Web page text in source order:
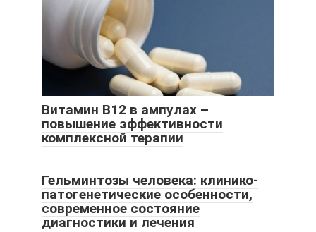
Витамин В12 в ампулах –
повышение эффективности
комплексной терапии
Гельминтозы человека: клинико-
патогенетические особенности,
современное состояние
диагностики и лечения